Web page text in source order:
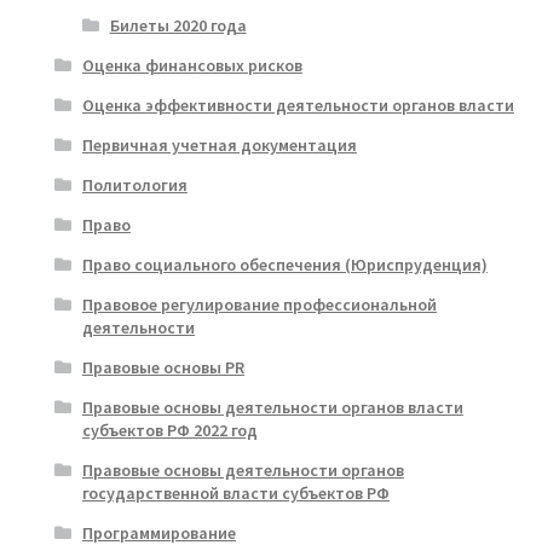
Билеты 2020 года
Оценка финансовых рисков
Оценка эффективности деятельности органов власти
Первичная учетная документация
Политология
Право
Право социального обеспечения (Юриспруденция)
Правовое регулирование профессиональной
деятельности
Правовые основы PR
Правовые основы деятельности органов власти
субъектов РФ 2022 год
Правовые основы деятельности органов
государственной власти субъектов РФ
Программирование